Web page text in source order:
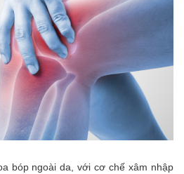
bóp ngoài da, với cơ chế xâm nhập